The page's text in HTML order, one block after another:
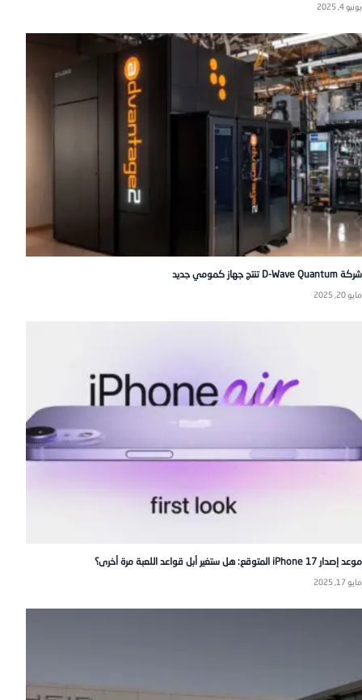
يونيو 4, 2025
شركة D-Wave Quantum تنتج جهاز كمومي جديد
مايو 20, 2025
موعد إصدار iPhone 17 المتوقع: هل ستغير أبل قواعد اللعبة مرة أخرى؟
مايو 17, 2025